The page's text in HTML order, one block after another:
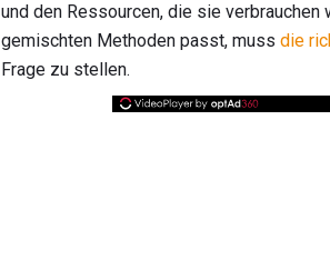
und den Ressourcen, die sie
gemischten Methoden passt, muss die
Frage zu stellen.